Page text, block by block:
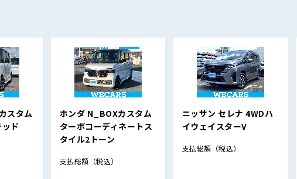
スタム
ド
ホンダ N_BOXカスタム
ターボコーディネートス
タイル2トーン
支払総額 （税込）
ニッサン セレナ 4WDハ
イウェイスターV
支払総額 （税込）